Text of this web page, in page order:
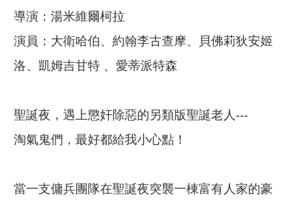
導演：湯米維爾柯拉
演員：大衛哈伯、約翰李古查摩、貝佛莉狄安姬
洛、凱姆吉甘特 、愛蒂派特森
聖誕夜，遇上懲奸除惡的另類版聖誕老人---
淘氣鬼們，最好都給我小心點！
當一支傭兵團隊在聖誕夜突襲一棟富有人家的豪